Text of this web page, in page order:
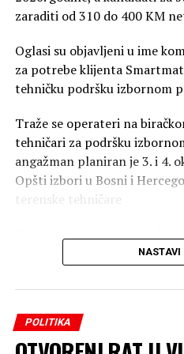
zaraditi od 310 do 400 KM
Oglasi su objavljeni u ime
za potrebe klijenta
tehničku podršku izbornom
Traže se operateri na
tehničari za podršku
angažman planiran je 3. i 4.
Opšti izbori u Bosni i
terenske tehničare
neto naknada od 310 KM,
dobiti 400 KM neto.
dnevnicu i korištenje
za terenske tehničare
NASTAVI
POLITIKA